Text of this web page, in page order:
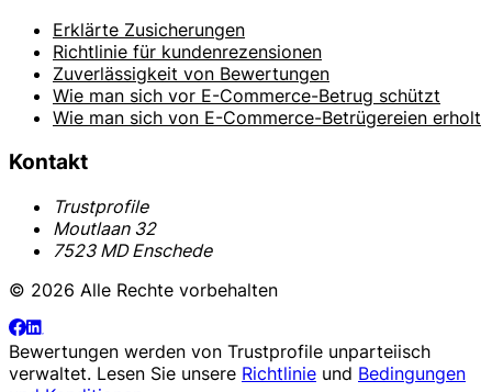
Erklärte Zusicherungen
Richtlinie für kundenrezensionen
Zuverlässigkeit von Bewertungen
Wie man sich vor E-Commerce-Betrug schützt
Wie man sich von E-Commerce-Betrügereien erholt
Kontakt
Trustprofile
Moutlaan 32
7523 MD Enschede
© 2026 Alle Rechte vorbehalten
Bewertungen werden von Trustprofile unparteiisch
verwaltet. Lesen Sie unsere Richtlinie und Bedingungen